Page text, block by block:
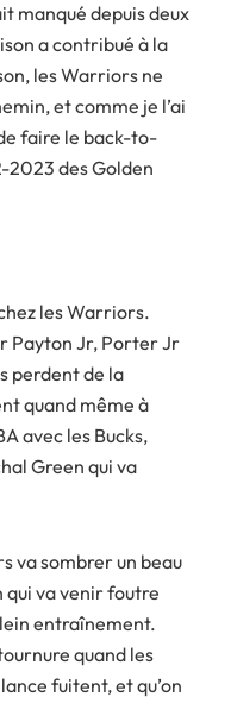
manqué depuis deux
a contribué à la
les Warriors ne
et comme je l’ai
faire le back-to-
2023 des Golden
les Warriors.
Payton Jr, Porter Jr
perdent de la
quand même à
avec les Bucks,
Green qui va
va sombrer un beau
qui va venir foutre
entraînement.
quand les
fuitent, et qu’on